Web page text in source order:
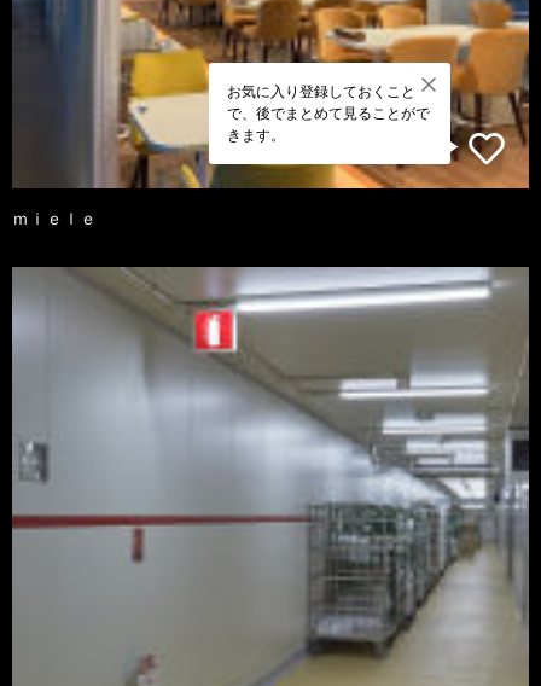
お気に入り登録しておくこと
で、後でまとめて見ることがで
きます。
ｍｉｅｌｅ